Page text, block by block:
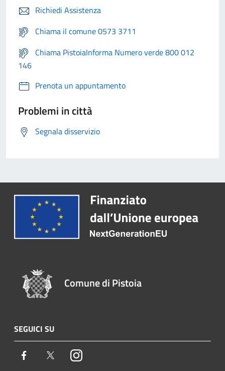
Richiedi Assistenza
Chiama il comune 0573 3711
Chiama PistoiaInforma Numero verde 800 012
146
Prenota un appuntamento
Problemi in città
Segnala disservizio
Comune di Pistoia
SEGUICI SU
Facebook TwitterInstagram